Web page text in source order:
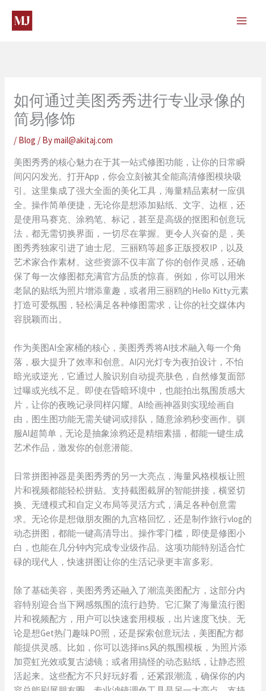
content
如何通过美图秀秀进行专业录像的
简易修饰
/ Blog / Bymail@akitaj.com
美图秀秀的核心魅力在于其一站式修图功能，让你的日常瞬
间闪闪发光。打开App，你会立刻被其全能高清修图模块吸
引。这里集成了强大全面的美化工具，海量精品素材一应俱
全。操作简单便捷，无论你是想添加贴纸、文字、边框，还
是使用马赛克、涂鸦笔、标记，甚至是高级的抠图和创意玩
法，都无需切换界面，一切尽在掌握。更令人兴奋的是，美
图秀秀独家引进了迪士尼、三丽鸥等超多正版授权IP，以及
艺术家合作素材。这些资源不仅丰富了你的创作灵感，还确
保了每一次修图都充满官方品质的惊喜。例如，你可以用米
老鼠的贴纸为照片增添童趣，或者用三丽鸥的Hello Kitty元素
打造可爱氛围，轻松满足各种修图需求，让你的社交媒体内
容脱颖而出。
作为美图AI全家桶的核心，美图秀秀将AI技术融入每一个角
落，极大提升了效率和创意。AI闪光灯专为夜拍设计，不怕
暗光或逆光，它通过人脸识别自动提亮肤色，自然修复面部
过曝或光线不足。即使在昏暗环境中，也能拍出氛围质感大
片，让你的夜晚记录同样闪耀。AI绘画神器则实现绘画自
由，图生图功能无需关键词或排队，随意涂鸦秒变画作。驯
服AI超简单，无论是抽象涂鸦还是精细素描，都能一键生成
艺术作品，激发你的创意潜能。
日常拼图神器是美图秀秀的另一大亮点，海量风格模板让照
片和视频都能轻松拼贴。支持截图截屏的智能拼接，横竖切
换、无缝模式和自定义布局等灵活方式，满足各种创意需
求。无论你是想做朋友圈的九宫格回忆，还是制作旅行vlog的
动态拼图，都能一键高清导出。操作零门槛，即使是修图小
白，也能在几分钟内完成专业级作品。这项功能特别适合忙
碌的现代人，快速拼图让你的生活记录更丰富多彩。
除了基础美容，美图秀秀还融入了潮流美图配方，这部分内
容特别迎合当下网感氛围的流行趋势。它汇聚了海量流行图
片和视频配方，用户可以快速套用模板，出片速度飞快。无
论是想Get热门趣味PO照，还是探索创意玩法，美图配方都
能提供灵感。比如，你可以选择ins风的氛围模板，为照片添
加霓虹光效或复古滤镜；或者用搞怪的动态贴纸，让静态照
活起来。这些配方不只好玩好看，还紧跟潮流，确保你的内